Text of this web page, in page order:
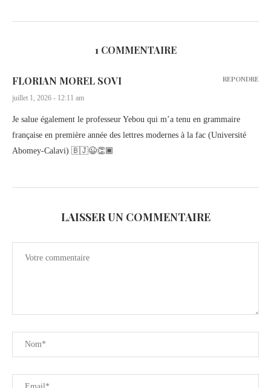
1 COMMENTAIRE
FLORIAN MOREL SOVI
juillet 1, 2026 - 12:11 am
Je salue également le professeur Yebou qui m’a tenu en grammaire
française en première année des lettres modernes à la fac (Université
Abomey-Calavi) 🇧🇯😉👏🏾
REPONDRE
LAISSER UN COMMENTAIRE